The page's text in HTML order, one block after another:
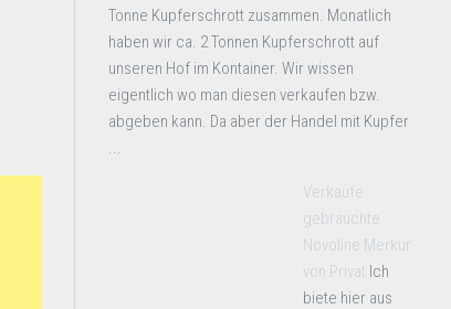
Tonne Kupferschrott zusammen. Monatlich
haben wir ca. 2 Tonnen Kupferschrott auf
unseren Hof im Kontainer. Wir wissen
eigentlich wo man diesen verkaufen bzw.
abgeben kann. Da aber der Handel mit Kupfer
...
Verkaufe
gebrauchte
Novoline Merkur
von Privat Ich
biete hier aus